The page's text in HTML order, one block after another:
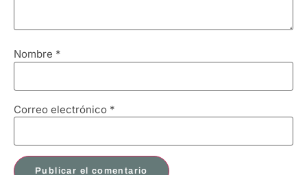
Nombre *
Correo electrónico *